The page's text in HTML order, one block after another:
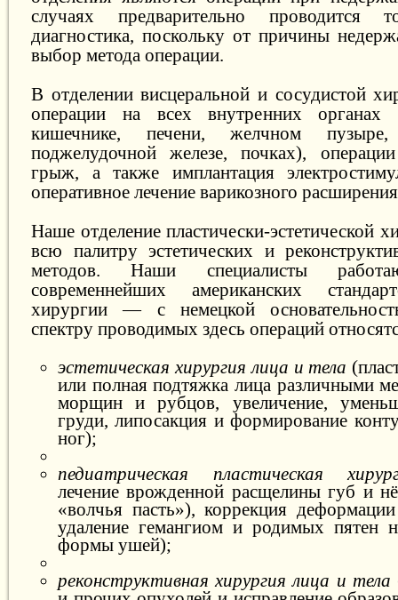
случаях предварительно проводится
диагностика, поскольку от причины
выбор метода операции.
В отделении висцеральной и сосудистой
операции на всех внутренних органах
кишечнике, печени, желчном
поджелудочной железе, почках),
грыж, а также имплантация
оперативное лечение варикозного
Наше отделение пластически-эстетической
всю палитру эстетических и
методов. Наши специалисты
современнейших американских
хирургии — с немецкой
спектру проводимых здесь операций
эстетическая хирургия лица и тела
или полная подтяжка лица различными
морщин и рубцов, увеличение,
груди, липосакция и формирование
ног);
педиатрическая пластическая
лечение врожденной расщелины губ и
«волчья пасть»), коррекция
удаление гемангиом и родимых пятен
формы ушей);
реконструктивная хирургия лица и тела